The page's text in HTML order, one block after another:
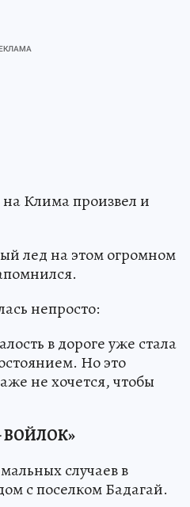
Клима произвел и
лед на этом огромном
непросто:
в дороге уже стала
Но это
не хочется, чтобы
случаев в
с поселком Бадагай.